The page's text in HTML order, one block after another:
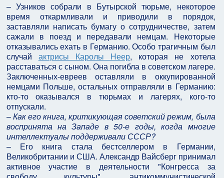
– Узников собрали в Бутырской тюрьме, некоторое
время откармливали и приводили в порядок,
заставляли написать бумагу о сотрудничестве, затем
сажали в поезд и передавали немцам. Некоторые
отказывались ехать в Германию. Особо трагичным был
случай актрисы Каролы Неер, которая не хотела
расставаться с сыном. Она погибла в советском лагере.
Заключенных-евреев оставляли в оккупированной
немцами Польше, остальных отправляли в Германию:
кто-то оказывался в тюрьмах и лагерях, кого-то
отпускали.
–Как его книга, критикующая советский режим, была
воспринята на Западе в 50-е годы, когда многие
интеллектуалы поддерживали СССР?
– Его книга стала бестселлером в Германии,
Великобритании и США. Александр Вайсберг принимал
активное участие в деятельности "Конгресса за